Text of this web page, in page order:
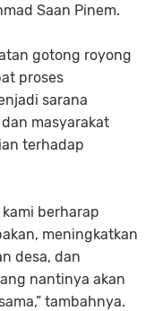
Saan Pinem.
gotong royong
proses
sarana
masyarakat
terhadap
berharap
meningkatkan
desa, dan
nantinya akan
tambahnya.